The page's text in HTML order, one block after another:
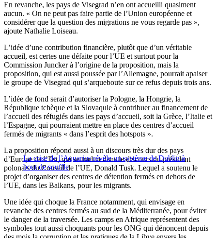
En revanche, les pays de Visegrad n’en ont accueilli quasiment
aucun. « On ne peut pas faire partie de l’Union européenne et
considérer que la question des migrations ne vous regarde pas »,
ajoute Nathalie Loiseau.
L’idée d’une contribution financière, plutôt que d’un véritable
accueil, est certes une défaite pour l’UE et surtout pour la
Commission Juncker à l’origine de la proposition, mais la
proposition, qui est aussi poussée par l’Allemagne, pourrait apaiser
le groupe de Visegrad qui s’arqueboute sur ce refus depuis trois ans.
L’idée de fond serait d’autoriser la Pologne, la Hongrie, la
République tchèque et la Slovaquie à contribuer au financement de
l’accueil des réfugiés dans les pays d’accueil, soit la Grèce, l’Italie et
l’Espagne, qui pourraient mettre en place des centres d’accueil
fermés de migrants « dans l’esprit des hotspots ».
La crise de l’Aquarius révèle un système de Dublin à
bout de souffle
La proposition répond aussi à un discours très dur des pays
d’Europe de l’Est, qui se traduit dans le discours du président
polonais du Conseil de l’UE, Donald Tusk. Lequel a soutenu le
projet d’organiser des centres de détention fermés en dehors de
l’UE, dans les Balkans, pour les migrants.
Une idée qui choque la France notamment, qui envisage en
revanche des centres fermés au sud de la Méditerranée, pour éviter
le danger de la traversée. Les camps en Afrique représentent des
symboles tout aussi choquants pour les ONG qui dénoncent depuis